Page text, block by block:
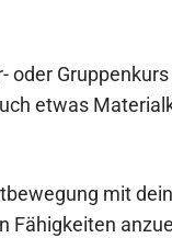
oder
etwas
mit
Fähigkeiten